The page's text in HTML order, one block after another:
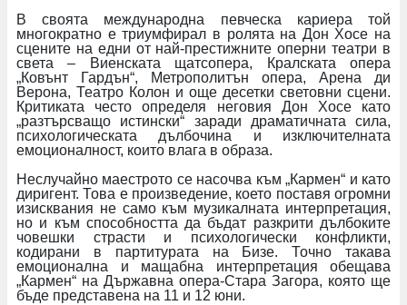
В своята международна певческа кариера той
многократно е триумфирал в ролята на Дон Хосе на
сцените на едни от най-престижните оперни театри в
света – Виенската щатсопера, Кралската опера
„Ковънт Гардън“, Метрополитън опера, Арена ди
Верона, Театро Колон и още десетки световни сцени.
Критиката често определя неговия Дон Хосе като
„разтърсващо истински“ заради драматичната сила,
психологическата дълбочина и изключителната
емоционалност, които влага в образа.
Неслучайно маестрото се насочва към „Кармен“ и като
диригент. Това е произведение, което поставя огромни
изисквания не само към музикалната интерпретация,
но и към способността да бъдат разкрити дълбоките
човешки страсти и психологически конфликти,
кодирани в партитурата на Бизе. Точно такава
емоционална и мащабна интерпретация обещава
„Кармен“ на Държавна опера-Стара Загора, която ще
бъде представена на 11 и 12 юни.